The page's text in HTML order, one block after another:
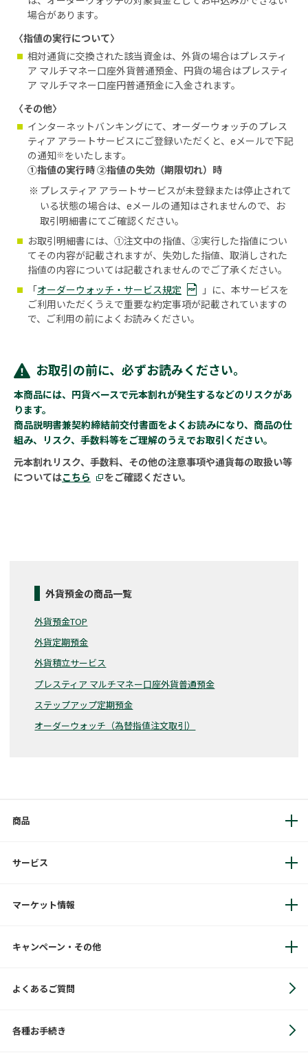
場合があります。
〈指値の実行について〉
相対通貨に交換された該当資金は、外貨の場合はプレスティ
ア マルチマネー口座外貨普通預金、円貨の場合はプレスティ
ア マルチマネー口座円普通預金に入金されます。
〈その他〉
インターネットバンキングにて、オーダーウォッチのプレス
ティア アラートサービスにご登録いただくと、eメールで下記
の通知※ をいたします。
①指値の実行時 ②指値の失効（期限切れ）時
※ プレスティア アラートサービスが未登録または停止されて
いる状態の場合は、eメールの通知はされませんので、お
取引明細書にてご確認ください。
お取引明細書には、①注文中の指値、②実行した指値につい
てその内容が記載されますが、失効した指値、取消しされた
指値の内容については記載されませんのでご了承ください。
「 オーダーウォッチ・サービス規定
」に、本サービスを
ご利用いただくうえで重要な約定事項が記載されていますの
で、ご利用の前によくお読みください。
お取引の前に、必ずお読みください。
本商品には、円貨ベースで元本割れが発生するなどのリスクがあ
ります。
商品説明書兼契約締結前交付書面をよくお読みになり、商品の仕
組み、リスク、手数料等をご理解のうえでお取引ください。
元本割れリスク、手数料、その他の注意事項や通貨毎の取扱い等
についてはこちら をご確認ください。
外貨預金の商品一覧
外貨預金TOP
外貨定期預金
外貨積立サービス
プレスティア マルチマネー口座外貨普通預金
ステップアップ定期預金
オーダーウォッチ（為替指値注文取引）
商品
サービス
マーケット情報
キャンペーン・その他
よくあるご質問
各種お手続き